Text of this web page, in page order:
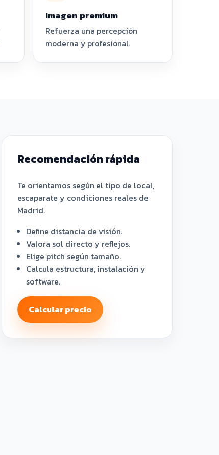
Imagen premium
Refuerza una percepción
moderna y profesional.
Recomendación rápida
Te orientamos según el tipo de local,
escaparate y condiciones reales de
Madrid.
Define distancia de visión.
Valora sol directo y reflejos.
Elige pitch según tamaño.
Calcula estructura, instalación y
software.
Calcular precio